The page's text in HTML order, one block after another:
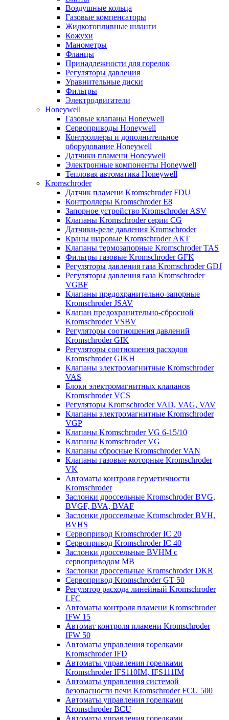
Воздушные кольца
Газовые компенсаторы
Жидкотопливные шланги
Кожухи
Манометры
Фланцы
Принадлежности для горелок
Регуляторы давления
Уравнительные диски
Фильтры
Электродвигатели
Honeywell
Газовые клапаны Honeywell
Сервоприводы Honeywell
Контроллеры и дополнительное
оборудование Honeywell
Датчики пламени Honeywell
Электронные компоненты Honeywell
Тепловая автоматика Honeywell
Kromschroder
Датчик пламени Kromschroder FDU
Контроллеры Kromschroder E8
Запорное устройство Kromschroder ASV
Клапаны Kromschroder серии CG
Датчики-реле давления Kromschroder
Краны шаровые Kromschroder АКТ
Клапаны термозапорные Kromschroder TAS
Фильтры газовые Kromschroder GFK
Регуляторы давления газа Kromschroder GDJ
Регуляторы давления газа Kromschroder
VGBF
Клапаны предохранительно-запорные
Kromschroder JSAV
Клапан предохранительно-сбросной
Kromschroder VSBV
Регуляторы соотношения давлений
Kromschroder GIK
Регуляторы соотношения расходов
Kromschroder GIKH
Клапаны электромагнитные Kromschroder
VAS
Блоки электромагнитных клапанов
Kromschroder VCS
Регуляторы Kromschroder VAD, VAG, VAV
Клапаны электромагнитные Kromschroder
VGP
Клапаны Kromschroder VG 6-15/10
Клапаны Kromschroder VG
Клапаны сбросные Kromschroder VAN
Клапаны газовые моторные Kromschroder
VK
Автоматы контроля герметичности
Kromschroder
Заслонки дроссельные Kromschroder BVG,
BVGF, BVA, BVAF
Заслонки дроссельные Kromschroder BVH,
BVHS
Сервопривод Kromschroder IC 20
Сервопривод Kromschroder IC 40
Заслонки дроссельные BVHM с
сервоприводом МВ
Заслонки дроссельные Kromschroder DKR
Cервопривод Kromschroder GT 50
Регулятор расхода линейный Kromschroder
LFC
Автоматы контроля пламени Kromschroder
IFW 15
Автомат контроля пламени Kromschroder
IFW 50
Автоматы управления горелками
Kromschroder IFD
Автоматы управления горелками
Kromschroder IFS110IM, IFS111IM
Автоматы управления системой
безопасности печи Kromschroder FCU 500
Автоматы управления горелками
Kromschroder BCU
Автоматы управления горелками